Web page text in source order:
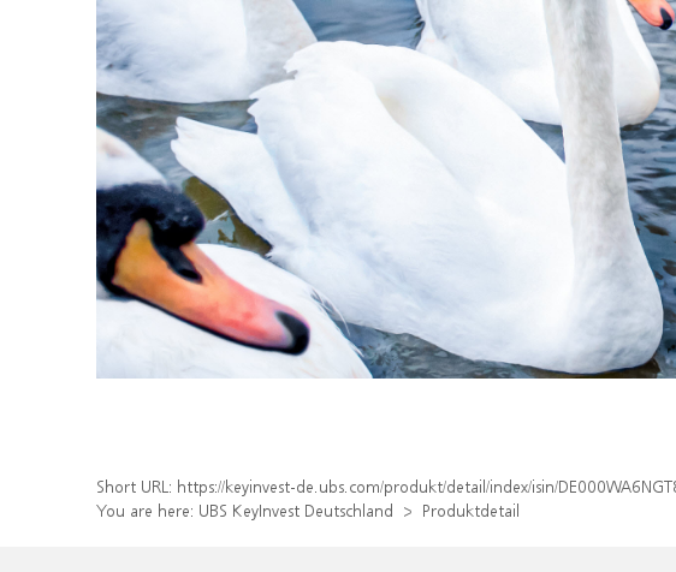
Short URL: https://keyinvest-de.ubs.com/produkt/detail/index/isin/
You are here: UBS KeyInvest Deutschland Produktdetail